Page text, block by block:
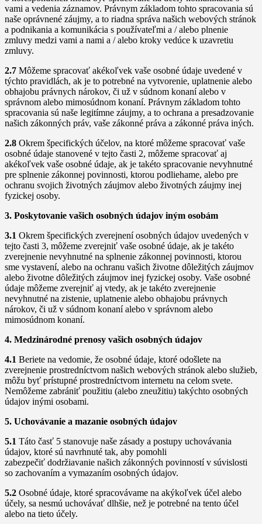
vami a vedenia záznamov. Právnym základom tohto spracovania sú
naše oprávnené záujmy, a to riadna správa našich webových stránok
a podnikania a komunikácia s používateľmi a / alebo plnenie
zmluvy medzi vami a nami a / alebo kroky vedúce k uzavretiu
zmluvy.
2.7 Môžeme spracovať akékoľvek vaše osobné údaje uvedené v
týchto pravidlách, ak je to potrebné na vytvorenie, uplatnenie alebo
obhajobu právnych nárokov, či už v súdnom konaní alebo v
správnom alebo mimosúdnom konaní. Právnym základom tohto
spracovania sú naše legitímne záujmy, a to ochrana a presadzovanie
našich zákonných práv, vaše zákonné práva a zákonné práva iných.
2.8 Okrem špecifických účelov, na ktoré môžeme spracovať vaše
osobné údaje stanovené v tejto časti 2, môžeme spracovať aj
akékoľvek vaše osobné údaje, ak je takéto spracovanie nevyhnutné
pre splnenie zákonnej povinnosti, ktorou podliehame, alebo pre
ochranu svojich životných záujmov alebo životných záujmy inej
fyzickej osoby.
3. Poskytovanie vašich osobných údajov iným osobám
3.1 Okrem špecifických zverejnení osobných údajov uvedených v
tejto časti 3, môžeme zverejniť vaše osobné údaje, ak je takéto
zverejnenie nevyhnutné na splnenie zákonnej povinnosti, ktorou
sme vystavení, alebo na ochranu vašich životne dôležitých záujmov
alebo životne dôležitých záujmov inej fyzickej osoby. Vaše osobné
údaje môžeme zverejniť aj vtedy, ak je takéto zverejnenie
nevyhnutné na zistenie, uplatnenie alebo obhajobu právnych
nárokov, či už v súdnom konaní alebo v správnom alebo
mimosúdnom konaní.
4. Medzinárodné prenosy vašich osobných údajov
4.1 Beriete na vedomie, že osobné údaje, ktoré odošlete na
zverejnenie prostredníctvom našich webových stránok alebo služieb,
môžu byť prístupné prostredníctvom internetu na celom svete.
Nemôžeme zabrániť použitiu (alebo zneužitiu) takýchto osobných
údajov inými osobami.
5. Uchovávanie a mazanie osobných údajov
5.1 Táto časť 5 stanovuje naše zásady a postupy uchovávania
údajov, ktoré sú navrhnuté tak, aby pomohli
zabezpečiť dodržiavanie našich zákonných povinností v súvislosti
so zachovaním a vymazaním osobných údajov.
5.2 Osobné údaje, ktoré spracovávame na akýkoľvek účel alebo
účely, sa nesmú uchovávať dlhšie, než je potrebné na tento účel
alebo na tieto účely.